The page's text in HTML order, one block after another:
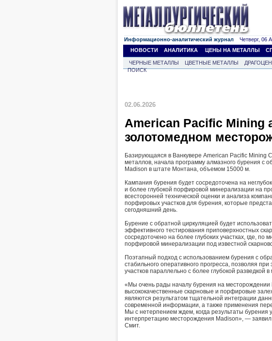
Информационно-аналитический журнал Четверг, 06
НОВОСТИ
АНАЛИТИКА ЦЕНЫ НА МЕТАЛЛЫ
ЧЕРНЫЕ МЕТАЛЛЫ ЦВЕТНЫЕ МЕТАЛЛЫ
ПОИСК
02.06.2026
American Pacific Mining
золотомедном
Базирующаяся в Ванкувере American Pacific Mining
металлов, начала программу алмазного бурения с
Madison в штате Монтана, объемом 15000 м.
Кампания бурения будет сосредоточена на
и более глубокой порфировой минерализации на
всесторонней технической оценки и анализа
порфировых участков для бурения, которые
сегодняшний день.
Бурение с обратной циркуляцией будет
эффективного тестирования приповерхностных
сосредоточено на более глубоких участках, где,
порфировой минерализации под известной
Поэтапный подход с использованием бурения с
стабильного оперативного прогресса, позволяя
участков параллельно с более глубокой разведкой
«Мы очень рады началу бурения на месторождении
высококачественные скарновые и порфировые
являются результатом тщательной интеграции
современной информации, а также применения
Мы с нетерпением ждем, когда результаты бурения
интерпретацию месторождения Madison», —
Смит.